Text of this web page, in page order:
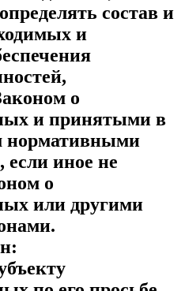
состав и
и
о
и принятыми в
нормативными
иное не
о
или другими